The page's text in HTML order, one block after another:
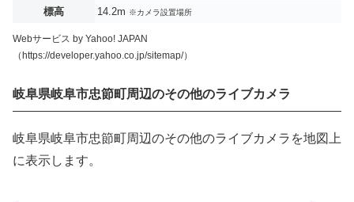
標高
14.2m ※カメラ設置場所
Webサービス by Yahoo! JAPAN
（https://developer.yahoo.co.jp/sitemap/）
岐阜県岐阜市忠節町周辺のその他のライブカメラ
岐阜県岐阜市忠節町周辺のその他のライブカメラを地図上
に表示します。